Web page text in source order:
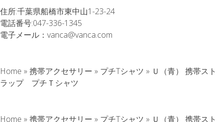
住所:千葉県船橋市東中山1-23-24
電話番号:047-336-1345
電子メール： vanca@vanca.com
Home » 携帯アクセサリー » プチTシャツ » Ｕ（青） 携帯スト
ラップ プチＴシャツ
Home » 携帯アクセサリー » プチTシャツ » Ｕ（青） 携帯スト